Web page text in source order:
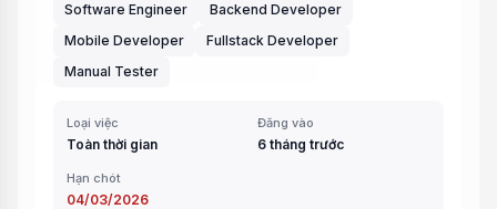
Software Engineer
Backend Developer
Mobile Developer
Fullstack Developer
Manual Tester
Loại việc
Toàn thời gian
Đăng vào
6 tháng trước
Hạn chót
04/03/2026